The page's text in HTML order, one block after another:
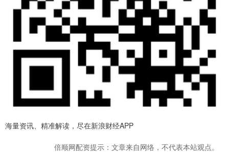
海量资讯、精准解读，尽在新浪财经APP
倍顺网配资提示：文章来自网络，不代表本站观点。